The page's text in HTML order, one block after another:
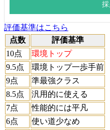
評価基準はこちら
点数
評価基準
10点
環境トップ
9.5点
環境トップ一歩手前
9点
準最強クラス
8.5点
汎用的に使える
7点
性能的には平凡
6点
使い道少なめ